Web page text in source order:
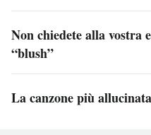
Non chiedete alla vostra
“blush”
La canzone più